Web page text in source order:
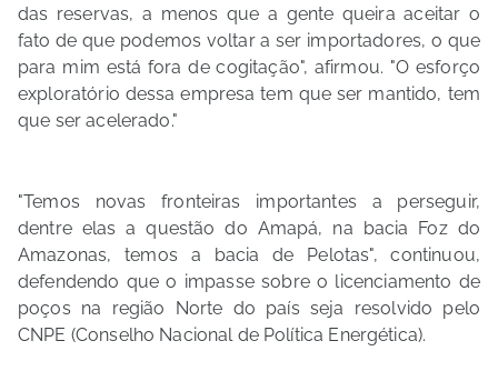
das reservas, a menos que a gente queira aceitar o
fato de que podemos voltar a ser importadores, o que
para mim está fora de cogitação", afirmou. "O esforço
exploratório dessa empresa tem que ser mantido, tem
que ser acelerado."
"Temos novas fronteiras importantes a perseguir,
dentre elas a questão do Amapá, na bacia Foz do
Amazonas, temos a bacia de Pelotas", continuou,
defendendo que o impasse sobre o licenciamento de
poços na região Norte do país seja resolvido pelo
CNPE (Conselho Nacional de Política Energética).